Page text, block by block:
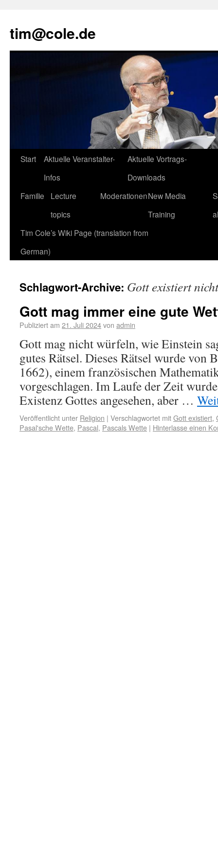
tim@cole.de
Start
Aktuelle Veranstalter-
Infos
Aktuelle Vortrags-
Downloads
Familie
Lecture
topics
ModerationenNew Media
Training
Tim Cole’s Wiki Page (translation from
German)
Schlagwort-Archive: Gott existiert nicht
Gott mag immer eine gute
Publiziert am 21. Juli 2024von admin
Gott mag nicht würfeln, wie Einstein
gutes Rätsel. Dieses Rätsel wurde von
1662), einem französischen
vorgeschlagen. Im Laufe der Zeit
Existenz Gottes angesehen, aber …
Veröffentlicht unter Religion | Verschlagwortet mitGott existiert,
Pasal'sche Wette, Pascal, Pascals Wette | Hinterlasse einen